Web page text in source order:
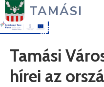
TAMÁSI
Tamási
hírei az